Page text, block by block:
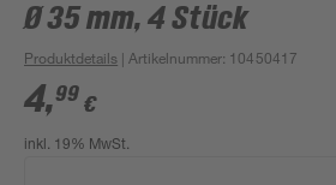
Ø 35 mm, 4 Stück
Produktdetails | Artikelnummer: 10450417
4,99 €
inkl. 19% MwSt.